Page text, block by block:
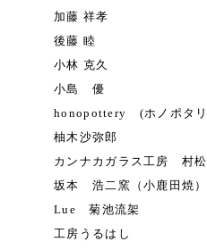
加藤 祥孝
後藤 睦
小林 克久
小島 優
honopottery (ホノポタ
柚木沙弥郎
カンナカガラス工房 村
坂本 浩二窯（小鹿田焼）
Lue 菊池流架
工房うるはし